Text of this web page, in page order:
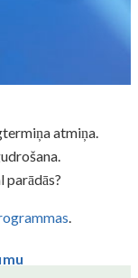
atmiņa.
parādās?
.